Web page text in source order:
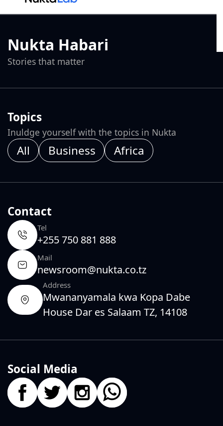
Nukta Habari
Stories that matter
Topics
Inuldge yourself with the topics in Nukta
All Business Africa
Contact
Tel
+255 750 881 888
Mail
newsroom@nukta.co.tz
Address
Mwananyamala kwa Kopa Dabe
House Dar es Salaam TZ, 14108
Social Media